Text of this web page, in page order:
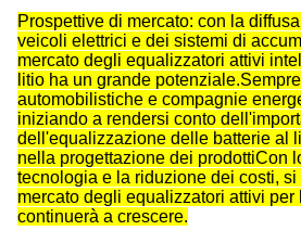
Prospettive di mercato: con la
veicoli elettrici e dei sistemi di
mercato degli equalizzatori attivi
litio ha un grande
automobilistiche e compagnie
iniziando a rendersi conto
dell'equalizzazione delle batterie al
nella progettazione dei prodottiCon
tecnologia e la riduzione dei costi, si
mercato degli equalizzatori attivi per
continuerà a crescere.